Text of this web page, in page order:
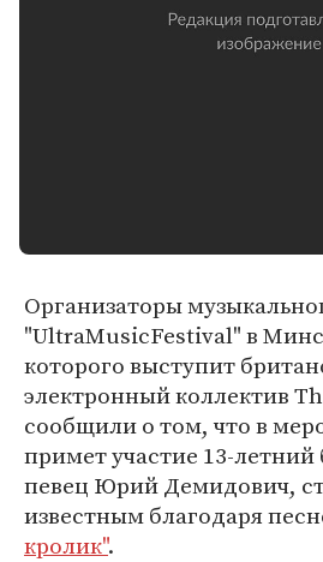
Организаторы
"UltraMusicFestival" в
которого выступит
электронный коллектив
сообщили о том, что в
примет участие 13-летний
певец Юрий Демидович,
известным благодаря
кролик".